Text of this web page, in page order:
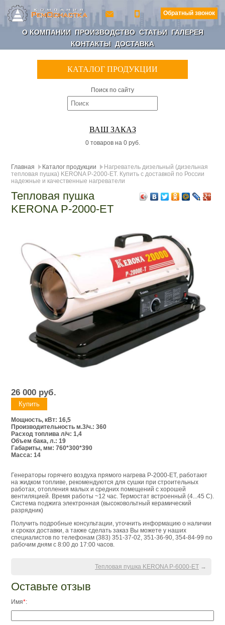
Обратный звонок
О КОМПАНИИ ПРОИЗВОДСТВО СТАТЬИ ГАЛЕРЕЯ
КОНТАКТЫ ДОСТАВКА
КАТАЛОГ ПРОДУКЦИИ
Поиск по сайту
ВАШ ЗАКАЗ
0 товаров на 0 руб.
Главная Каталог продукции
Нагреватель дизельный (дизельная
тепловая пушка) KERONA P-2000-ET. Купить с доставкой по России
надежные и качественные нагреватели
Тепловая пушка
KERONA P-2000-ET
26 000 руб.
Мощность, кВт: 16,5
Производительность м.3/ч.: 360
Расход топлива л/ч: 1,4
Объем бака, л.: 19
Габариты, мм: 760*300*390
Масса: 14
Генераторы горячего воздуха прямого нагрева P-2000-ET, работают
на жидком топливе, рекомендуются для сушки при строительных
работах, отопления малых и средних помещений с хорошей
вентиляцией. Время работы ~12 час. Термостат встроенный (4...45 C).
Система поджига электронная (высоковольтный керамический
разрядник)
Получить подробные консультации, уточнить информацию о наличии
и сроках доставки, а также сделать заказ Вы можете у наших
специалистов по телефонам (383) 351-37-02, 351-36-90, 354-84-99 по
рабочим дням с 8:00 до 17:00 часов.
Тепловая пушка KERONA P-6000-ET →
Оставьте отзыв
Имя*: